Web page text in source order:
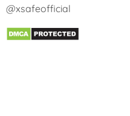
@xsafeofficial